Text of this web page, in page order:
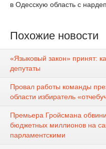
в Одесскую область с
Похожие новости
«Языковый закон» принят:
депутаты
Провал работы команды
области избиратель
Премьера Гройсмана
бюджетных миллионов на
парламентскими